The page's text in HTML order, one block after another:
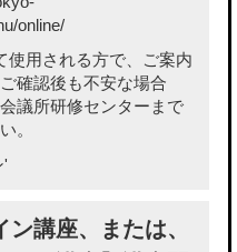
online/
使用される方で、ご案内
確認後も不安な場合
議所研修センターまで
。
ン講座、または、